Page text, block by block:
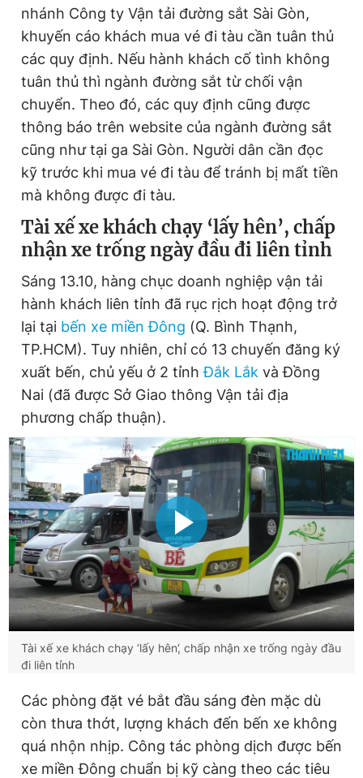
nhánh Công ty Vận tải đường sắt Sài Gòn,
khuyến cáo khách mua vé đi tàu cần tuân thủ
các quy định. Nếu hành khách cố tình không
tuân thủ thì ngành đường sắt từ chối vận
chuyển. Theo đó, các quy định cũng được
thông báo trên website của ngành đường sắt
cũng như tại ga Sài Gòn. Người dân cần đọc
kỹ trước khi mua vé đi tàu để tránh bị mất tiền
mà không được đi tàu.
Tài xế xe khách chạy ‘lấy hên’, chấp
nhận xe trống ngày đầu đi liên tỉnh
Sáng 13.10, hàng chục doanh nghiệp vận tải
hành khách liên tỉnh đã rục rịch hoạt động trở
lại tại bến xe miền Đông (Q. Bình Thạnh,
TP.HCM). Tuy nhiên, chỉ có 13 chuyến đăng ký
xuất bến, chủ yếu ở 2 tỉnhĐắk Lắk và Đồng
Nai (đã được Sở Giao thông Vận tải địa
phương chấp thuận).
Tài xế xe khách chạy ‘lấy hên’, chấp nhận xe trống ngày đầu
đi liên tỉnh
Các phòng đặt vé bắt đầu sáng đèn mặc dù
còn thưa thớt, lượng khách đến bến xe không
quá nhộn nhịp. Công tác phòng dịch được bến
xe miền Đông chuẩn bị kỹ càng theo các tiêu